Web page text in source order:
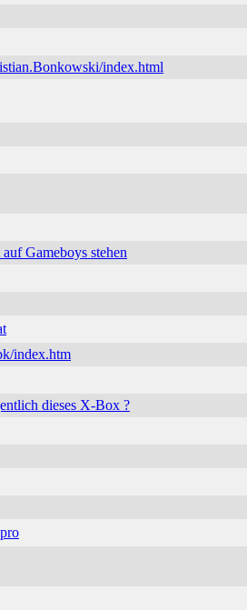
index.html
Gameboys stehen
index.htm
dieses X-Box ?